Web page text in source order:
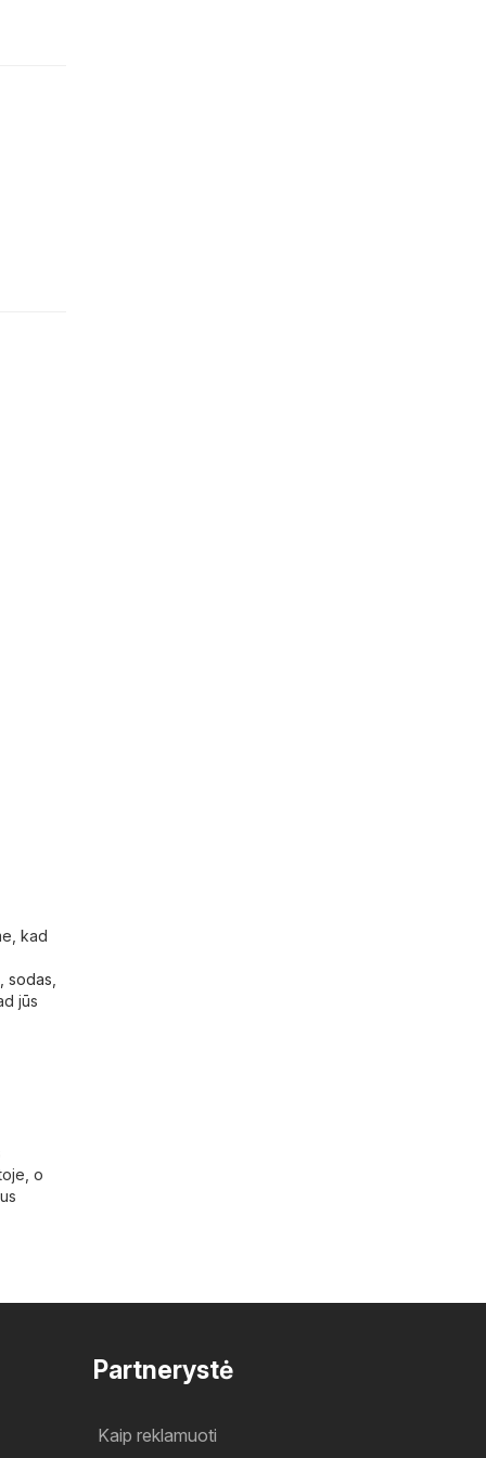
kad
sodas,
jūs
o
Partnerystė
Kaip reklamuoti